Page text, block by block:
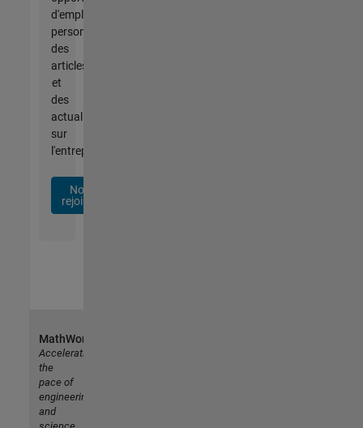
d'emploi
personnalisées,
des
articles
et
des
actualités
sur
l'entreprise.
Nous
rejoindre
MathWorks
Accelerating
the
pace of
engineering
and